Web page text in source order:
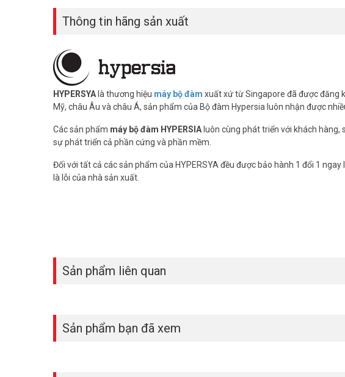
– Youtube:
– Google Plus:https://plus.google.com/u/0/+VuhoangTelecom46
Thông tin hãng sản xuất
HYPERSYAlà thương hiệu máy bộ đàm xuất xứ từ Singapore đã được đăng
Mỹ, châu Âu và châu Á, sản phẩm của Bộ đàm Hypersia luôn nhận được
Các sản phẩm máy bộ đàm HYPERSIAluôn cùng phát triển với khách
sự phát triển cả phần cứng và phần mềm.
Đối với tất cả các sản phẩm của HYPERSYA đều được bảo hành 1 đổi 1
là lỗi của nhà sản xuất.
Sản phẩm liên quan
Sản phẩm bạn đã xem